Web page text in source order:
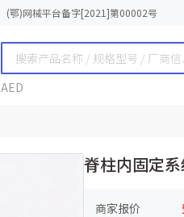
(鄂)网械平台备字[2021]第00002号
AED
脊柱内固定
商家报价